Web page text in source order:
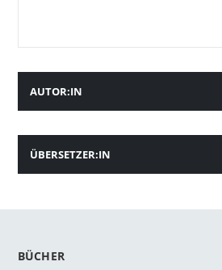
AUTOR:IN
ÜBERSETZER:IN
BÜCHER